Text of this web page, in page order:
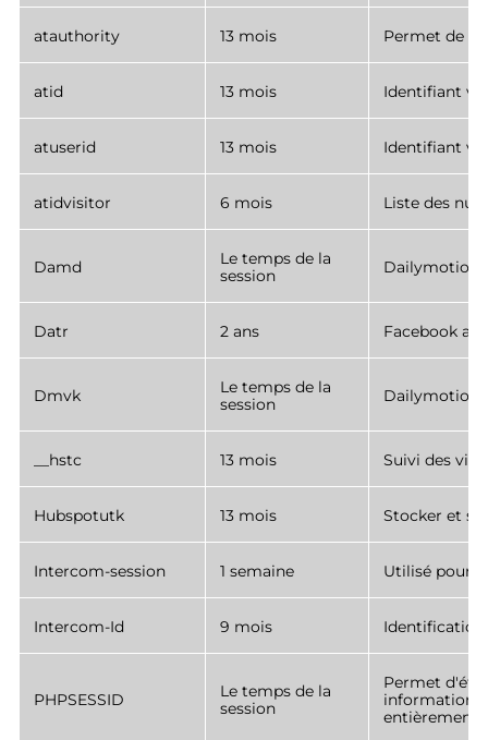
atauthority 13 mois Permet de
atid 13 mois Identifiant
atuserid 13 mois Identifiant
atidvisitor 6 mois Liste des
Damd
Le temps de la
session
Dailymotion
Datr 2 ans Facebook
Dmvk
Le temps de la
session
Dailymotion
__hstc 13 mois Suivi des
Hubspotutk 13 mois Stocker et
Intercom-session 1 semaine Utilisé pour
Intercom-Id 9 mois Identification
PHPSESSID
Le temps de la
session
Permet
informations
entièrement